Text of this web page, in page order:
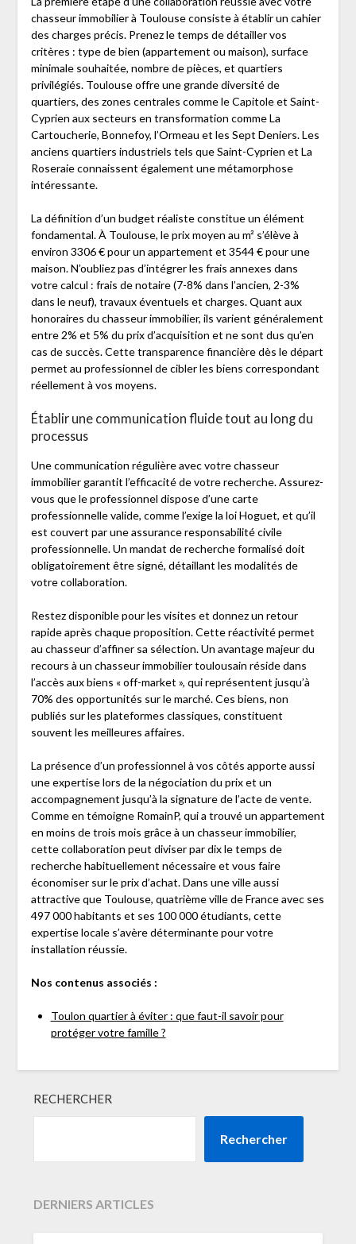
chasseur immobilier à Toulouse consiste à établir un cahier
des charges précis. Prenez le temps de détailler vos
critères : type de bien (appartement ou maison), surface
minimale souhaitée, nombre de pièces, et quartiers
privilégiés. Toulouse offre une grande diversité de
quartiers, des zones centrales comme le Capitole et Saint-
Cyprien aux secteurs en transformation comme La
Cartoucherie, Bonnefoy, l’Ormeau et les Sept Deniers. Les
anciens quartiers industriels tels que Saint-Cyprien et La
Roseraie connaissent également une métamorphose
intéressante.
La définition d’un budget réaliste constitue un élément
fondamental. À Toulouse, le prix moyen au m² s’élève à
environ 3306 € pour un appartement et 3544 € pour une
maison. N’oubliez pas d’intégrer les frais annexes dans
votre calcul : frais de notaire (7-8% dans l’ancien, 2-3%
dans le neuf), travaux éventuels et charges. Quant aux
honoraires du chasseur immobilier, ils varient généralement
entre 2% et 5% du prix d’acquisition et ne sont dus qu’en
cas de succès. Cette transparence financière dès le départ
permet au professionnel de cibler les biens correspondant
réellement à vos moyens.
Établir une communication fluide tout au long du
processus
Une communication régulière avec votre chasseur
immobilier garantit l’efficacité de votre recherche. Assurez-
vous que le professionnel dispose d’une carte
professionnelle valide, comme l’exige la loi Hoguet, et qu’il
est couvert par une assurance responsabilité civile
professionnelle. Un mandat de recherche formalisé doit
obligatoirement être signé, détaillant les modalités de
votre collaboration.
Restez disponible pour les visites et donnez un retour
rapide après chaque proposition. Cette réactivité permet
au chasseur d’affiner sa sélection. Un avantage majeur du
recours à un chasseur immobilier toulousain réside dans
l’accès aux biens « off-market », qui représentent jusqu’à
70% des opportunités sur le marché. Ces biens, non
publiés sur les plateformes classiques, constituent
souvent les meilleures affaires.
La présence d’un professionnel à vos côtés apporte aussi
une expertise lors de la négociation du prix et un
accompagnement jusqu’à la signature de l’acte de vente.
Comme en témoigne RomainP, qui a trouvé un appartement
en moins de trois mois grâce à un chasseur immobilier,
cette collaboration peut diviser par dix le temps de
recherche habituellement nécessaire et vous faire
économiser sur le prix d’achat. Dans une ville aussi
attractive que Toulouse, quatrième ville de France avec ses
497 000 habitants et ses 100 000 étudiants, cette
expertise locale s’avère déterminante pour votre
installation réussie.
Nos contenus associés :
Toulon quartier à éviter : que faut-il savoir pour
protéger votre famille ?
RECHERCHER
Rechercher
DERNIERS ARTICLES